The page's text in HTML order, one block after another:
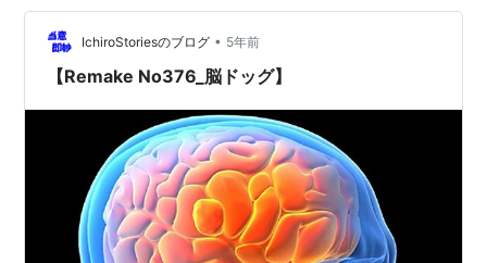
て呼吸を整えて落ち着きを取り戻しました。 目を開けた
まま狭い空間に入ったらパニックを起こしていたかも。
酸素カプセルで…
IchiroStoriesのブログ • 5年前
【Remake No376_脳ドッグ】